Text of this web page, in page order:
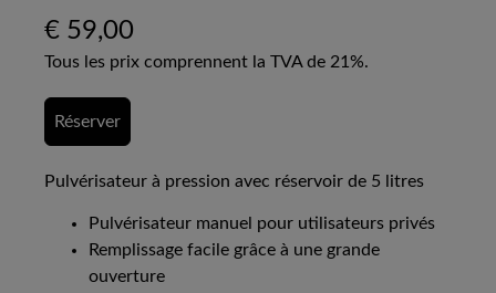
€ 59,00
Tous les prix comprennent la TVA de 21%.
Réserver
Pulvérisateur à pression avec réservoir de 5 litres
Pulvérisateur manuel pour utilisateurs privés
Remplissage facile grâce à une grande
ouverture